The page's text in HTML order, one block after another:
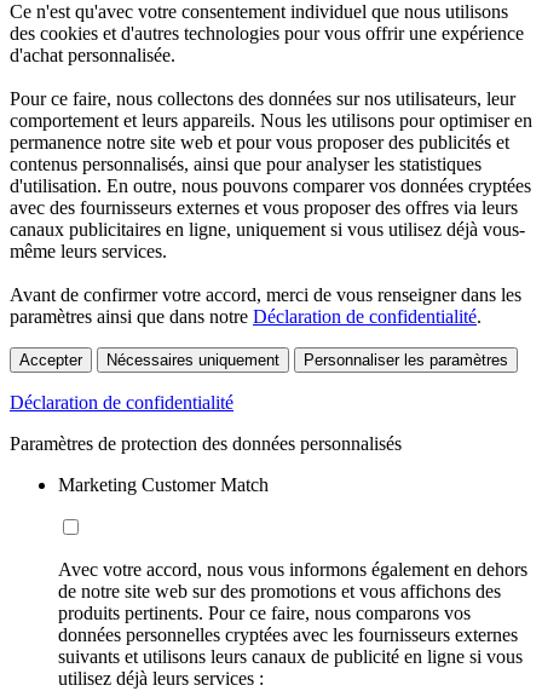
Ce n'est qu'avec votre consentement individuel que nous utilisons
des cookies et d'autres technologies pour vous offrir une expérience
d'achat personnalisée.
Pour ce faire, nous collectons des données sur nos utilisateurs, leur
comportement et leurs appareils. Nous les utilisons pour optimiser en
permanence notre site web et pour vous proposer des publicités et
contenus personnalisés, ainsi que pour analyser les statistiques
d'utilisation. En outre, nous pouvons comparer vos données cryptées
avec des fournisseurs externes et vous proposer des offres via leurs
canaux publicitaires en ligne, uniquement si vous utilisez déjà vous-
même leurs services.
Avant de confirmer votre accord, merci de vous renseigner dans les
paramètres ainsi que dans notre Déclaration de confidentialité.
Accepter Nécessaires uniquement Personnaliser les paramètres
Déclaration de confidentialité
Paramètres de protection des données personnalisés
Marketing Customer Match
Avec votre accord, nous vous informons également en dehors
de notre site web sur des promotions et vous affichons des
produits pertinents. Pour ce faire, nous comparons vos
données personnelles cryptées avec les fournisseurs externes
suivants et utilisons leurs canaux de publicité en ligne si vous
utilisez déjà leurs services :